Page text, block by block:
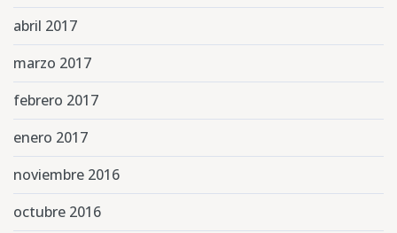
abril 2017
marzo 2017
febrero 2017
enero 2017
noviembre 2016
octubre 2016